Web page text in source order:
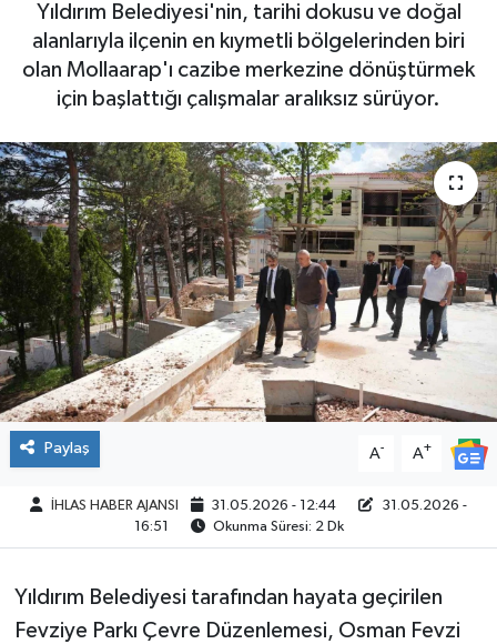
Yıldırım Belediyesi'nin, tarihi dokusu ve doğal
alanlarıyla ilçenin en kıymetli bölgelerinden biri
olan Mollaarap'ı cazibe merkezine dönüştürmek
için başlattığı çalışmalar aralıksız sürüyor.
Paylaş A- A+
İHLAS HABER AJANSI 31.05.2026 - 12:44
31.05.2026 -
16:51
Okunma Süresi: 2 Dk
Yıldırım Belediyesi tarafından hayata geçirilen
Fevziye Parkı Çevre Düzenlemesi, Osman Fevzi
KÖŞE YAZILARI
SİYASET
YAŞAM
SPOR
Tüm Manşetler
Son Dakika Haberleri
Haber Arşivi